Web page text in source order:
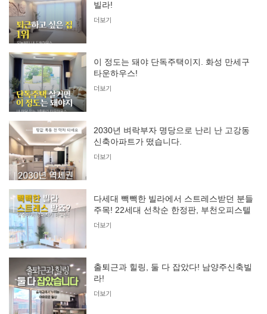
빌라!
더보기
이 정도는 돼야 단독주택이지. 화성 만세구
타운하우스!
더보기
2030년 벼락부자 명당으로 난리 난 고강동
신축아파트가 떴습니다.
더보기
다세대 빽빽한 빌라에서 스트레스받던 분들
주목! 22세대 선착순 한정판, 부천오피스텔
더보기
출퇴근과 힐링, 둘 다 잡았다! 남양주신축빌
라!
더보기